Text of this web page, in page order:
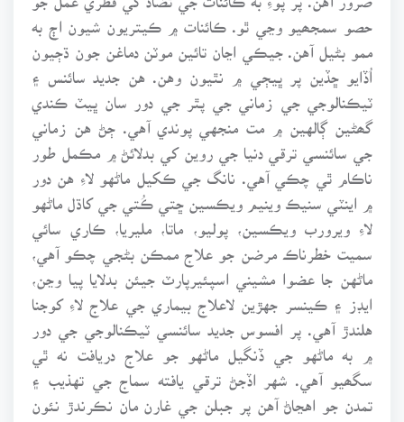
حصو سمجھيو وڃي ٿو. ڪائنات ۾ ڪيتريون شيون اڄ به
ممو بڻيل آهن. جيڪي اڃان تائين موٽن دماغن جون ڌڄيون
اُڏايو ڇڏين پر ڀيڄي ۾ نٿيون وهن. هن جديد سائنس ۽
ٽيڪنالوجي جي زماني جي پٿر جي دور سان ڀيٽ ڪندي
گھڻين ڳالهين ۾ مت منجهي پوندي آهي. ڄڻ هن زماني
جي سائنسي ترقي دنيا جي روين کي بدلائڻ ۾ مڪمل طور
ناڪام ٿي چڪي آهي. نانگ جي ڪکيل ماڻهو لاءِ هن دور
۾ اينٽي سنيڪ وينيم ويڪسين ڇتي ڪُتي جي کاڌل ماڻهو
لاءِ ويرورب ويڪسين، پوليو، ماتا، مليريا، ڪاري سائي
سميت خطرناڪ مرضن جو علاج ممڪن بڻجي چڪو آهي،
ماڻهن جا عضوا مشيني اسپئيرپارٽ جيئن بدلايا پيا وڃن،
ايڊز ۽ ڪينسر جهڙين لاعلاج بيماري جي علاج لاءِ کوجنا
هلندڙ آهي. پر افسوس جديد سائنسي ٽيڪنالوجي جي دور
۾ به ماڻهو جي ڏنگيل ماڻهو جو علاج دريافت نه ٿي
سگھيو آهي. شهر اڏجڻ ترقي يافته سماج جي تهذيب ۽
تمدن جو اهڃاڻ آهن پر جبلن جي غارن مان نڪرندڙ نئون